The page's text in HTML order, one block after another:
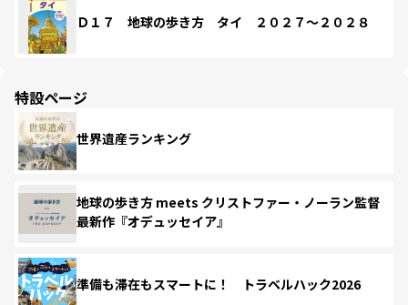
Ｄ１７ 地球の歩き方 タイ ２０２７～２０２８
特設ページ
世界遺産ランキング
地球の歩き方 meets クリストファー・ノーラン監督
最新作『オデュッセイア』
準備も滞在もスマートに！ トラベルハック2026